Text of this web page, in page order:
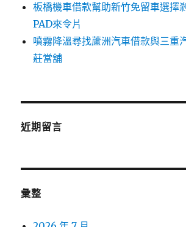
板橋機車借款幫助新竹免留車選擇
PAD來令片
噴霧降溫尋找蘆洲汽車借款與三重
莊當舖
近期留言
彙整